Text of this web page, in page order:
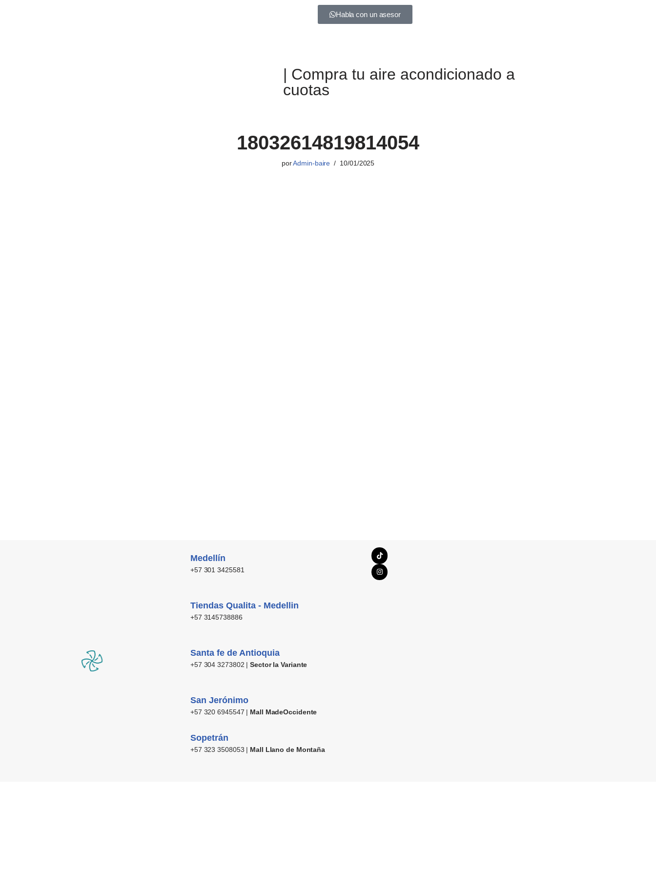
Habla con un asesor
| Compra tu aire acondicionado a
cuotas
18032614819814054
porAdmin-baire 10/01/2025
Medellín
+57 301 3425581
Tiendas Qualita - Medellin
+57 3145738886
Santa fe de Antioquia
+57 304 3273802 |Sector la Variante
San Jerónimo
+57 320 6945547 | Mall MadeOccidente
Sopetrán
+57 323 3508053 | Mall Llano de Montaña